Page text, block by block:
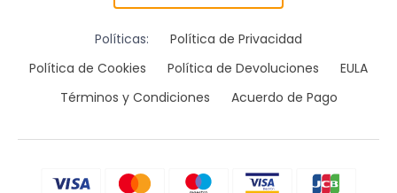
Políticas:
Política de Privacidad
Política de Cookies
Política de Devoluciones
EULA
Términos y Condiciones
Acuerdo de Pago